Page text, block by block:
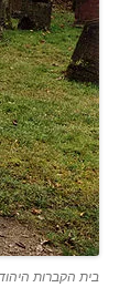
בית הקברות